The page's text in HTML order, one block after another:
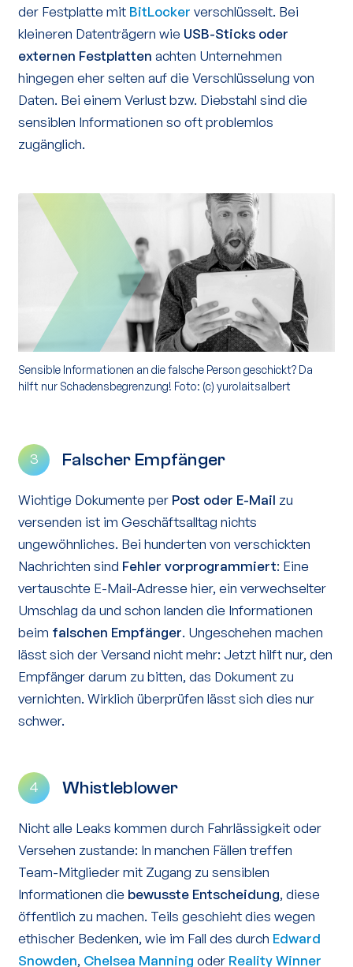
der Festplatte mit BitLocker verschlüsselt. Bei
kleineren Datenträgern wie USB-Sticks oder
externen Festplatten achten Unternehmen
hingegen eher selten auf die Verschlüsselung von
Daten. Bei einem Verlust bzw. Diebstahl sind die
sensiblen Informationen so oft problemlos
zugänglich.
Sensible Informationen an die falsche Person geschickt? Da
hilft nur Schadensbegrenzung! Foto: (c) yurolaitsalbert
3 Falscher Empfänger
Wichtige Dokumente per Post oder E-Mail zu
versenden ist im Geschäftsalltag nichts
ungewöhnliches. Bei hunderten von verschickten
Nachrichten sind Fehler vorprogrammiert: Eine
vertauschte E-Mail-Adresse hier, ein verwechselter
Umschlag da und schon landen die Informationen
beim falschen Empfänger. Ungeschehen machen
lässt sich der Versand nicht mehr: Jetzt hilft nur, den
Empfänger darum zu bitten, das Dokument zu
vernichten. Wirklich überprüfen lässt sich dies nur
schwer.
4 Whistleblower
Nicht alle Leaks kommen durch Fahrlässigkeit oder
Versehen zustande: In manchen Fällen treffen
Team-Mitglieder mit Zugang zu sensiblen
Informationen die bewusste Entscheidung, diese
öffentlich zu machen. Teils geschieht dies wegen
ethischer Bedenken, wie im Fall des durch Edward
Snowden, Chelsea Manning oder Reality Winner